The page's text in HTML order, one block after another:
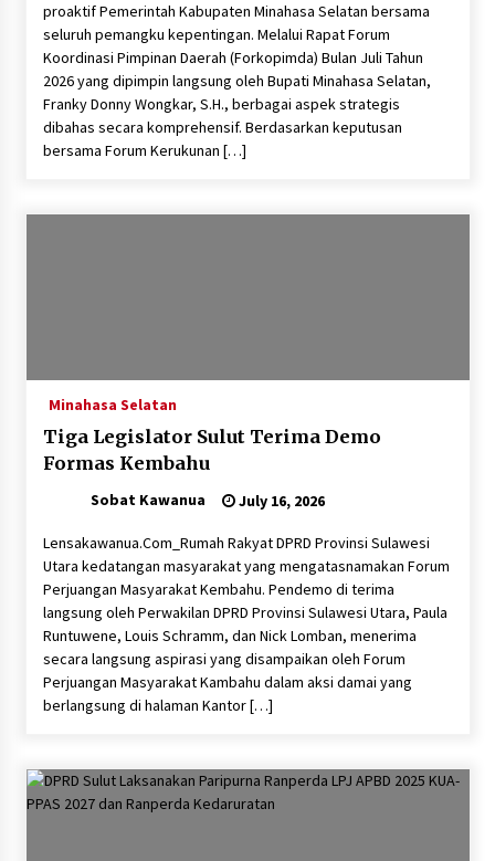
proaktif Pemerintah Kabupaten Minahasa Selatan bersama
seluruh pemangku kepentingan. Melalui Rapat Forum
Koordinasi Pimpinan Daerah (Forkopimda) Bulan Juli Tahun
2026 yang dipimpin langsung oleh Bupati Minahasa Selatan,
Franky Donny Wongkar, S.H., berbagai aspek strategis
dibahas secara komprehensif. Berdasarkan keputusan
bersama Forum Kerukunan […]
Minahasa Selatan
Tiga Legislator Sulut Terima Demo
Formas Kembahu
Sobat Kawanua July 16, 2026
Lensakawanua.Com_Rumah Rakyat DPRD Provinsi Sulawesi
Utara kedatangan masyarakat yang mengatasnamakan Forum
Perjuangan Masyarakat Kembahu. Pendemo di terima
langsung oleh Perwakilan DPRD Provinsi Sulawesi Utara, Paula
Runtuwene, Louis Schramm, dan Nick Lomban, menerima
secara langsung aspirasi yang disampaikan oleh Forum
Perjuangan Masyarakat Kambahu dalam aksi damai yang
berlangsung di halaman Kantor […]